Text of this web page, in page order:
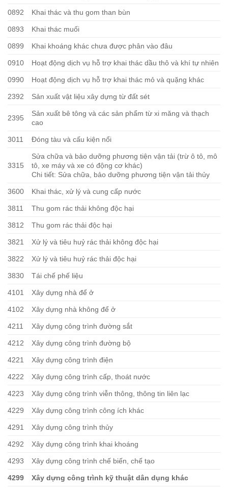
0892 Khai thác và thu gom than bùn
0893 Khai thác muối
0899 Khai khoáng khác chưa được phân vào đâu
0910 Hoạt động dịch vụ hỗ trợ khai thác dầu thô và khí tự nhiên
0990 Hoạt động dịch vụ hỗ trợ khai thác mỏ và quặng khác
2392 Sản xuất vật liệu xây dựng từ đất sét
2395
Sản xuất bê tông và các sản phẩm từ xi măng và thạch
cao
3011 Đóng tàu và cấu kiện nổi
3315
Sửa chữa và bảo dưỡng phương tiện vận tải (trừ ô tô, mô
tô, xe máy và xe có động cơ khác)
Chi tiết: Sửa chữa, bảo dưỡng phương tiện vận tải thủy
3600 Khai thác, xử lý và cung cấp nước
3811 Thu gom rác thải không độc hại
3812 Thu gom rác thải độc hại
3821 Xử lý và tiêu huỷ rác thải không độc hại
3822 Xử lý và tiêu huỷ rác thải độc hại
3830 Tái chế phế liệu
4101 Xây dựng nhà để ở
4102 Xây dựng nhà không để ở
4211 Xây dựng công trình đường sắt
4212 Xây dựng công trình đường bộ
4221 Xây dựng công trình điện
4222 Xây dựng công trình cấp, thoát nước
4223 Xây dựng công trình viễn thông, thông tin liên lạc
4229 Xây dựng công trình công ích khác
4291 Xây dựng công trình thủy
4292 Xây dựng công trình khai khoáng
4293 Xây dựng công trình chế biến, chế tạo
4299 Xây dựng công trình kỹ thuật dân dụng khác